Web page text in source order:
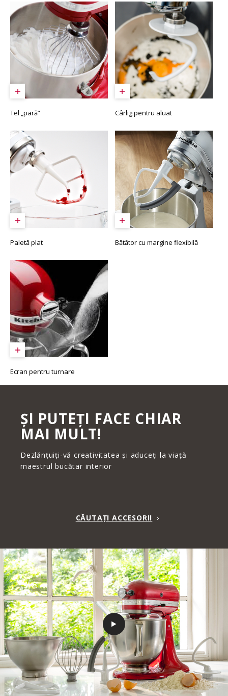
Tel „pară” Cârlig pentru aluat
Paletă plat Bătător cu margine flexibilă
Ecran pentru turnare
ȘI PUTEȚI FACE CHIAR
MAI MULT!
Dezlănțuiți-vă creativitatea și aduceți la viață
maestrul bucătar interior
CĂUTAȚI ACCESORII